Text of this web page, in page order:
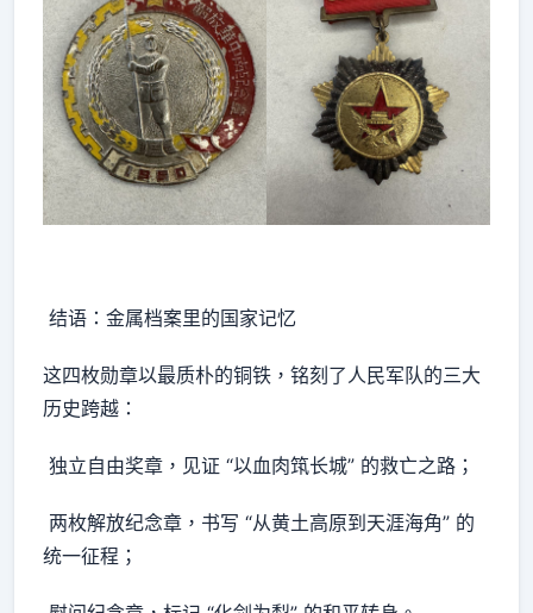
结语：金属档案里的国家记忆
这四枚勋章以最质朴的铜铁，铭刻了人民军队的三大
历史跨越：
独立自由奖章，见证 “以血肉筑长城” 的救亡之路；
两枚解放纪念章，书写 “从黄土高原到天涯海角” 的
统一征程；